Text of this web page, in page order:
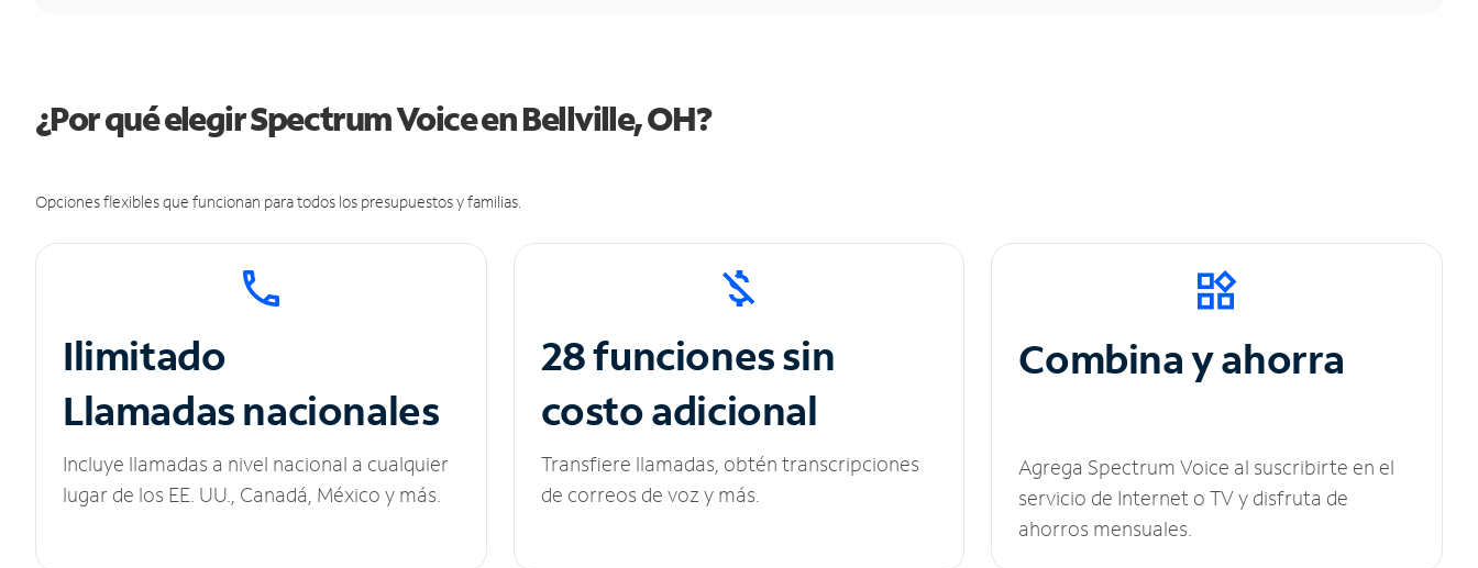
¿Por qué elegir Spectrum Voice en Bellville, OH?
Opciones flexibles que funcionan para todos los presupuestos y familias.
Ilimitado
Llamadas nacionales
Incluye llamadas a nivel nacional a cualquier
lugar de los EE. UU., Canadá, México y más.
28 funciones sin
costo adicional
Transfiere llamadas, obtén transcripciones
de correos de voz y más.
Combina y ahorra
Agrega Spectrum Voice al suscribirte en el
servicio de Internet o TV y disfruta de
ahorros mensuales.